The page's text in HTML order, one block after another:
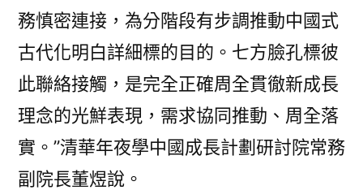
務慎密連接，為分階段有步調推動中國式
古代化明白詳細標的目的。七方臉孔標彼
此聯絡接觸，是完全正確周全貫徹新成長
理念的光鮮表現，需求協同推動、周全落
實。”清華年夜學中國成長計劃研討院常務
副院長董煜說。